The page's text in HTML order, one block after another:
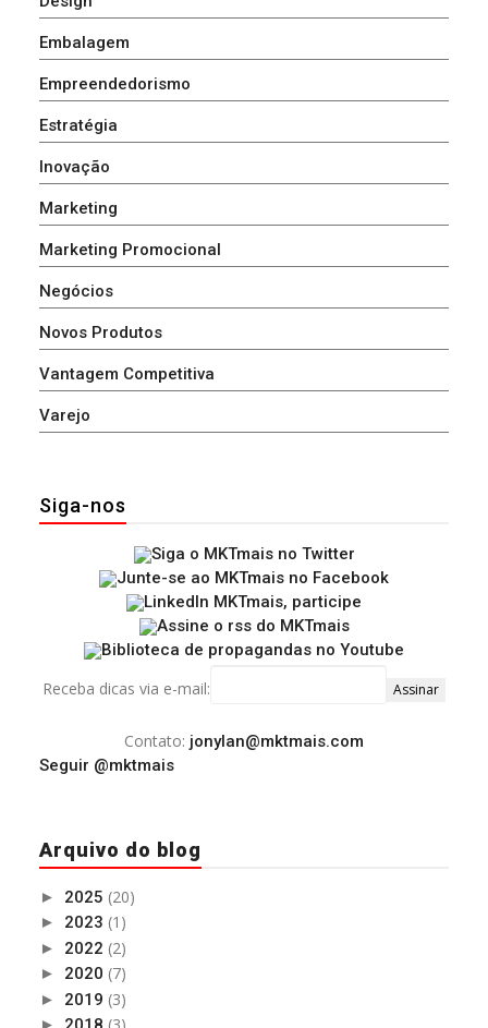
Embalagem
Empreendedorismo
Estratégia
Inovação
Marketing
Marketing Promocional
Negócios
Novos Produtos
Vantagem Competitiva
Varejo
Siga-nos
Receba dicas via e-mail:
Contato: jonylan@mktmais.com
Seguir @mktmais
Arquivo do blog
► 2025 (20)
► 2023 (1)
► 2022 (2)
► 2020 (7)
► 2019 (3)